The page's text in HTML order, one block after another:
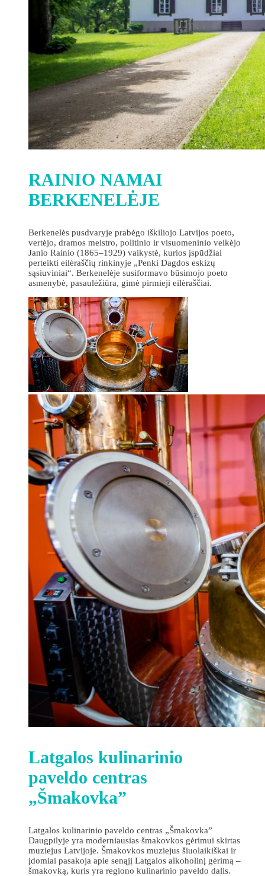
RAINIO NAMAI
BERKENELĖJE
Berkenelės pusdvaryje prabėgo iškiliojo Latvijos poeto,
vertėjo, dramos meistro, politinio ir visuomeninio veikėjo
Janio Rainio (1865–1929) vaikystė, kurios įspūdžiai
perteikti eilėraščių rinkinyje „Penki Dagdos eskizų
sąsiuviniai“. Berkenelėje susiformavo būsimojo poeto
asmenybė, pasaulėžiūra, gimė pirmieji eilėraščiai.
Latgalos kulinarinio
paveldo centras
„Šmakovka”
Latgalos kulinarinio paveldo centras „Šmakovka”
Daugpilyje yra moderniausias šmakovkos gėrimui skirtas
muziejus Latvijoje. Šmakovkos muziejus šiuolaikiškai ir
įdomiai pasakoja apie senąjį Latgalos alkoholinį gėrimą –
šmakovką, kuris yra regiono kulinarinio paveldo dalis.